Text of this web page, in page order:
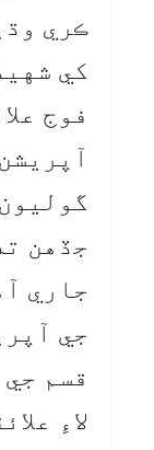
ڪري
کي
فوج
جڏهن
جاري
جي
قسم
لاءِ